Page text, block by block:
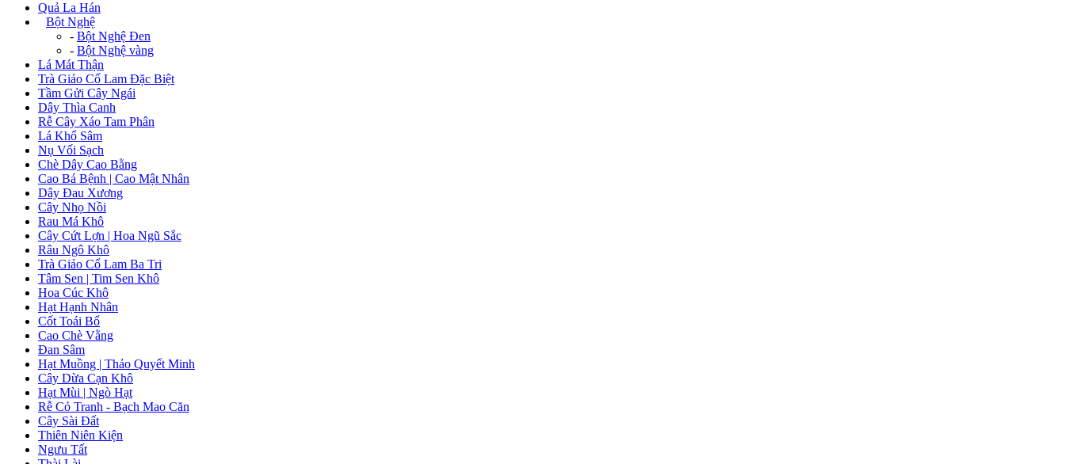
Quả La Hán
Bột Nghệ
- Bột Nghệ Đen
- Bột Nghệ vàng
Lá Mát Thận
Trà Giảo Cổ Lam Đặc Biệt
Tầm Gửi Cây Ngái
Dây Thìa Canh
Rễ Cây Xáo Tam Phân
Lá Khổ Sâm
Nụ Vối Sạch
Chè Dây Cao Bằng
Cao Bá Bệnh | Cao Mật Nhân
Dây Đau Xương
Cây Nhọ Nồi
Rau Má Khô
Cây Cứt Lợn | Hoa Ngũ Sắc
Râu Ngô Khô
Trà Giảo Cổ Lam Ba Tri
Tâm Sen | Tim Sen Khô
Hoa Cúc Khô
Hạt Hạnh Nhân
Cốt Toái Bổ
Cao Chè Vằng
Đan Sâm
Hạt Muồng | Thảo Quyết Minh
Cây Dừa Cạn Khô
Hạt Mùi | Ngò Hạt
Rễ Cỏ Tranh - Bạch Mao Căn
Cây Sài Đất
Thiên Niên Kiện
Ngưu Tất